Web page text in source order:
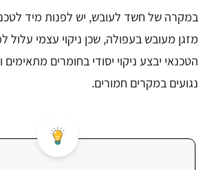
במקרה של חשד לעובש, יש לפנות מיד
מזגן מעובש בעפולה, שכן ניקוי עצמי עלול
הטכנאי יבצע ניקוי יסודי בחומרים
נגועים במקרים חמורים.